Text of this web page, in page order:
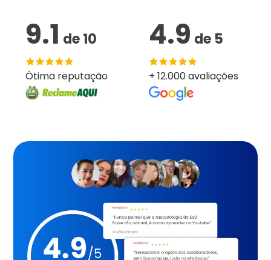
9.1 de10
Ótima reputação
4.9 de 5
+ 12.000 avaliações